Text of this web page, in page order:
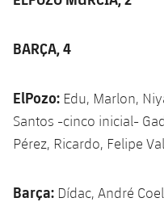
BARÇA, 4
ElPozo: Edu, Marlon,
Santos -cinco inicial-
Pérez, Ricardo, Felipe
Barça: Dídac, André